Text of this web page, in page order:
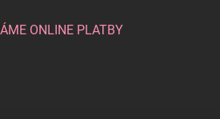
ONLINE PLATBY